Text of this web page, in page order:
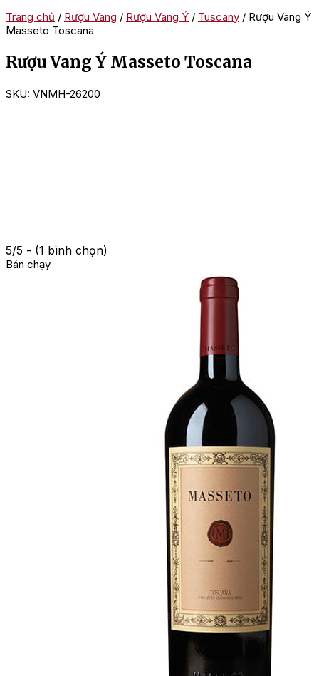
Trang chủ / Rượu Vang / Rượu Vang Ý / Tuscany / Rượu Vang Ý
Masseto Toscana
Rượu Vang Ý Masseto Toscana
SKU: VNMH-26200
5/5 - (1 bình chọn)
Bán chạy